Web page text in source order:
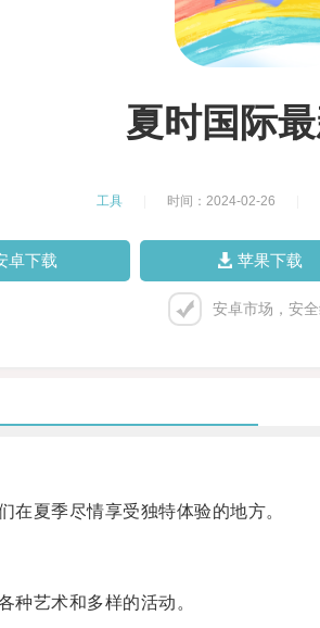
夏时国际
工具 时间：2024-02-26
卓下载 苹果下载
安卓市场，安
夏季尽情享受独特体验的地方。
艺术和多样的活动。